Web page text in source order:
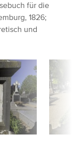
für die
1826;
und